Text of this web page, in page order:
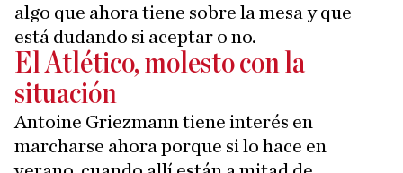
algo que ahora tiene sobre la mesa y que
está dudando si aceptar o no.
El Atlético, molesto con la
situación
Antoine Griezmann tiene interés en
marcharse ahora porque si lo hace en